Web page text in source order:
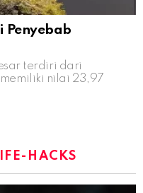
Penyebab
terdiri dari
nilai 23,97
HACKS